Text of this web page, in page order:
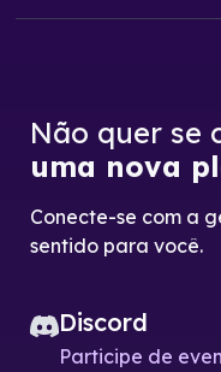
Não quer se
uma nova
Conecte-se com a
sentido para você.
Discord
Participe de